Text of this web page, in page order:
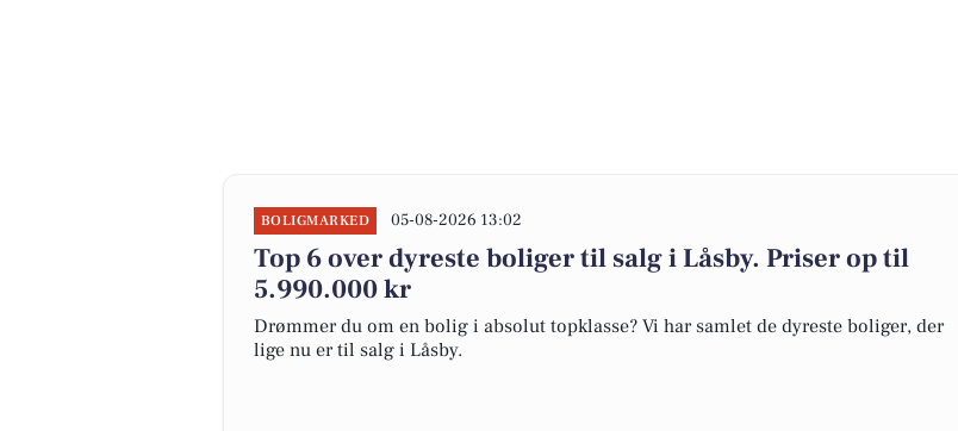
BOLIGMARKED 05-08-2026 13:02
Top 6 over dyreste boliger til salg i Låsby. Priser op til
5.990.000 kr
Drømmer du om en bolig i absolut topklasse? Vi har samlet de dyreste boliger, der
lige nu er til salg i Låsby.